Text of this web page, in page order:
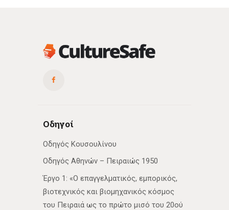
Οδηγοί
Οδηγός Κουσουλίνου
Οδηγός Αθηνών – Πειραιώς 1950
Έργο 1: «Ο επαγγελματικός, εμπορικός,
βιοτεχνικός και βιομηχανικός κόσμος
του Πειραιά ως το πρώτο μισό του 20ού